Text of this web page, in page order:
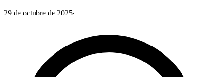
29 de octubre de 2025·